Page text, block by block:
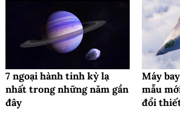
7 ngoại hành tinh kỳ lạ
nhất trong những năm gần
đây
Máy
mẫu
đổi